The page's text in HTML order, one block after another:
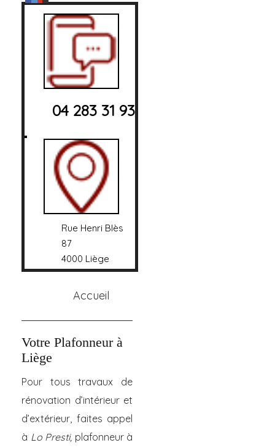
04 283 31 93
Rue Henri Blès
87
4000 Liège
Accueil
Votre Plafonneur à
Liège
Pour tous travaux de
rénovation d’intérieur et
d’extérieur, faites appel
à Lo Presti, plafonneur à